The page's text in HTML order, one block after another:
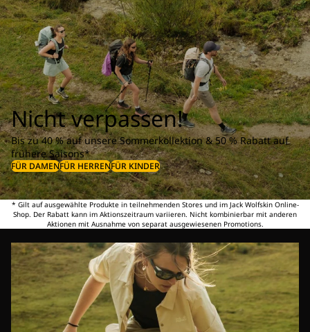
Nicht verpassen!
Bis zu 40 % auf unsere Sommerkollektion & 50 % Rabatt auf
frühere Saisons*
FÜR DAMENFÜR HERRENFÜR KINDER
* Gilt auf ausgewählte Produkte in teilnehmenden Stores und im Jack Wolfskin Online-
Shop. Der Rabatt kann im Aktionszeitraum variieren. Nicht kombinierbar mit anderen
Aktionen mit Ausnahme von separat ausgewiesenen Promotions.